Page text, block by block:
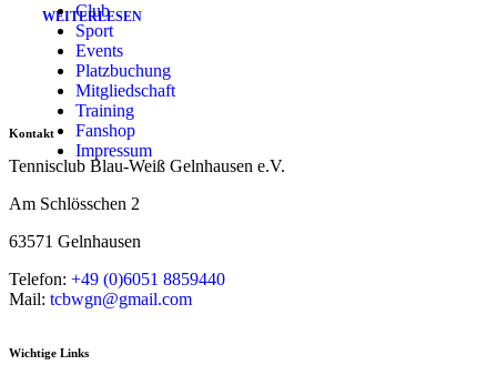
Club
Sport
Events
Platzbuchung
Mitgliedschaft
Training
Fanshop
Impressum
WEITERLESEN
Kontakt
Tennisclub Blau-Weiß Gelnhausen e.V.
Am Schlösschen 2
63571 Gelnhausen
Telefon: +49 (0)6051 8859440
Mail: tcbwgn@gmail.com
Wichtige Links